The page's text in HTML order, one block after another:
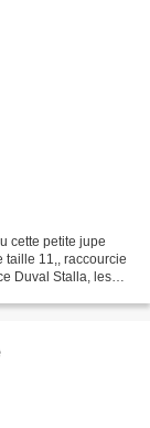
cette petite jupe
taille 11,, raccourcie
Duval Stalla, les